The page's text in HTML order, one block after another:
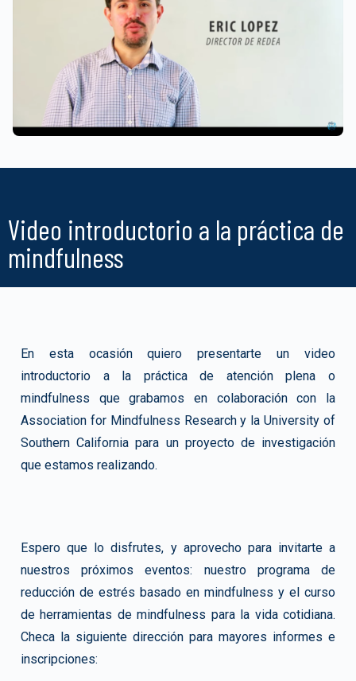
Video introductorio a la práctica de
mindfulness
En esta ocasión quiero presentarte un video
introductorio a la práctica de atención plena o
mindfulness que grabamos en colaboración con la
Association for Mindfulness Research y la University of
Southern California para un proyecto de investigación
que estamos realizando.
Espero que lo disfrutes, y aprovecho para invitarte a
nuestros próximos eventos: nuestro programa de
reducción de estrés basado en mindfulness y el curso
de herramientas de mindfulness para la vida cotidiana.
Checa la siguiente dirección para mayores informes e
inscripciones: